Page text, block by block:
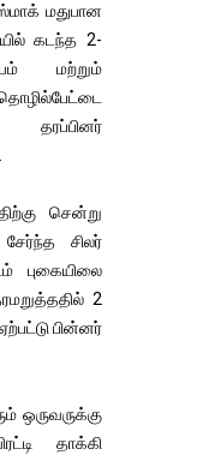
மதுபான
கடந்த 2-
மற்றும்
தரப்பினர்
சென்று
சிலர்
புகையிலை
2
பின்னர்
ஒருவருக்கு
தாக்கி